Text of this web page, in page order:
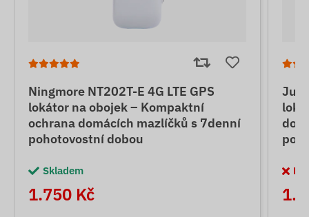
Ningmore NT202T-E 4G LTE GPS
lokátor na obojek – Kompaktní
ochrana domácích mazlíčků s 7denní
pohotovostní dobou
Skladem
1.750 Kč